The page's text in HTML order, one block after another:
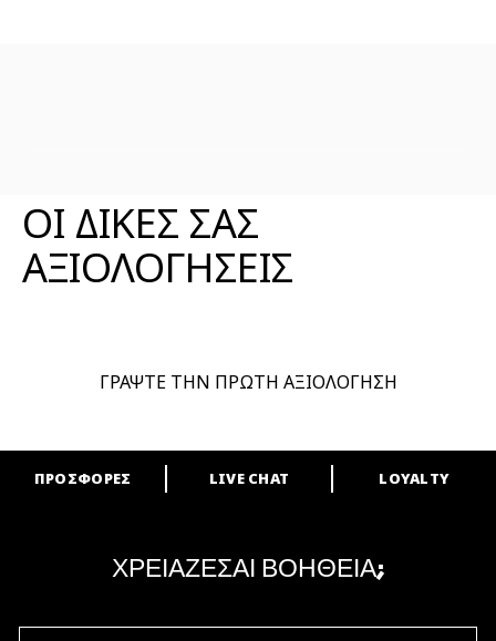
ΟΙ ΔΙΚΕΣ ΣΑΣ
ΑΞΙΟΛΟΓΗΣΕΙΣ
ΓΡΑΨΤΕ ΤΗΝ ΠΡΩΤΗ ΑΞΙΟΛΟΓΗΣΗ
ARE YOU A M·A·C LOVER?
ΠΡΟΣΦΟΡΕΣ LIVE CHAT LOYALTY
ΧΡΕΙΑΖΕΣΑΙ ΒΟΗΘΕΙΑ;